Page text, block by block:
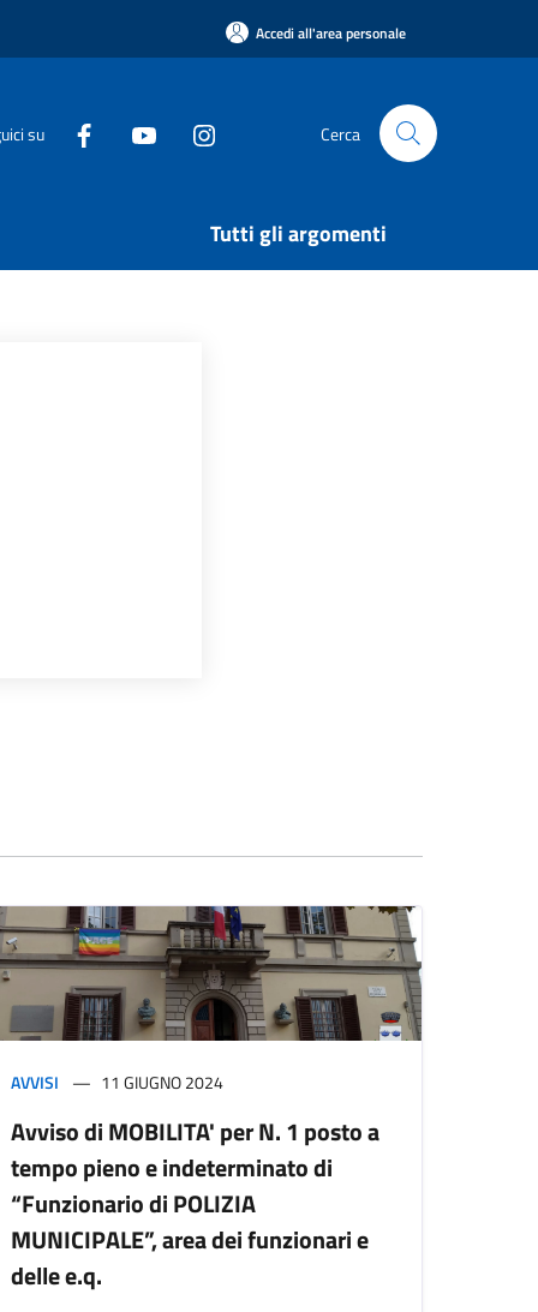
Accedi all'area personale
su Cerca
Tutti gli argomenti
AVVISI 11 GIUGNO 2024
Avviso di MOBILITA' per N. 1 posto a
tempo pieno e indeterminato di
“Funzionario di POLIZIA
MUNICIPALE”, area dei funzionari e
delle e.q.